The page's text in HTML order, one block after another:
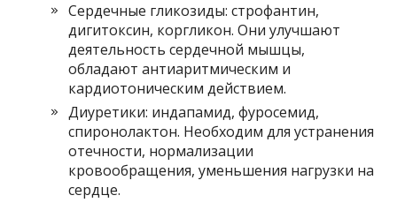
Сердечные гликозиды: строфантин,
дигитоксин, коргликон. Они улучшают
деятельность сердечной мышцы,
обладают антиаритмическим и
кардиотоническим действием.
Диуретики: индапамид, фуросемид,
спиронолактон. Необходим для устранения
отечности, нормализации
кровообращения, уменьшения нагрузки на
сердце.